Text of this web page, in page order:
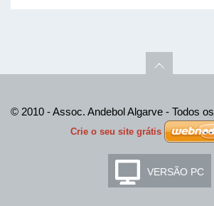
© 2010 - Assoc. Andebol Algarve - Todos
Crie o seu site grátis
VERSÃO PC